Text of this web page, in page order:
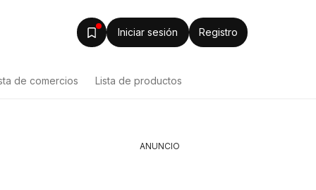
Iniciar sesión Registro
de comercios Lista de productos
ANUNCIO